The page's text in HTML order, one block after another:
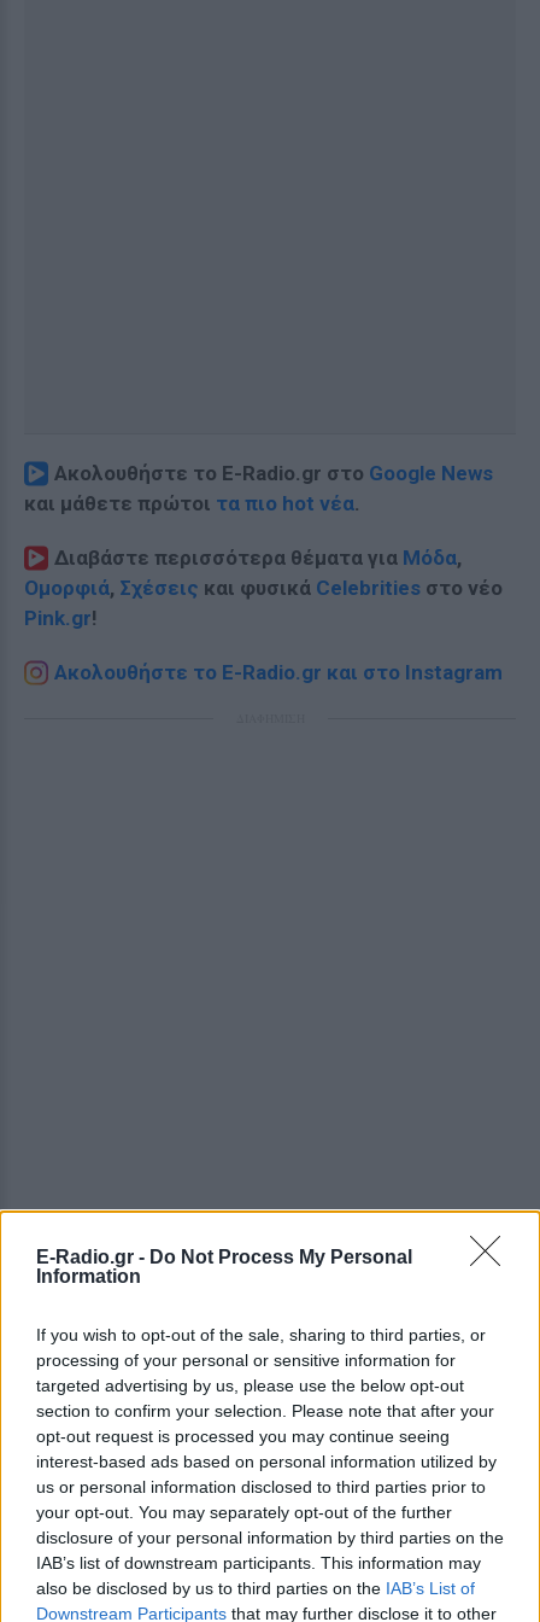
E-Radio.gr - Do Not Process My Personal
Information
If you wish to opt-out of the sale, sharing to third parties, or
processing of your personal or sensitive information for
targeted advertising by us, please use the below opt-out
section to confirm your selection. Please note that after your
opt-out request is processed you may continue seeing
interest-based ads based on personal information utilized by
us or personal information disclosed to third parties prior to
your opt-out. You may separately opt-out of the further
disclosure of your personal information by third parties on the
IAB’s list of downstream participants. This information may
also be disclosed by us to third parties on the IAB’s List of
Downstream Participants that may further disclose it to other
Ακολουθήστε το E-Radio.gr στο Google News
και μάθετε πρώτοι τα πιο hot νέα.
Διαβάστε περισσότερα θέματα για Μόδα,
Ομορφιά, Σχέσεις και φυσικά Celebrities στο νέο
Pink.gr!
Ακολουθήστε το E-Radio.gr και στο Instagram
ΣΤΗΝ ΙΔΙΑ ΚΑΤΗΓΟΡΙΑ
Βάλια Χατζηθεοδώρου: Μπικίνι
και βραδινές έξοδοι στη
Μύκονο – Οι φωτογραφίες της
Η παρουσιάστρια μοιράστηκε στο
Instagram σειρά στιγμιότυπων από τις
καλοκαιρινές της διακοπές στο «νησί
των ανέμων».